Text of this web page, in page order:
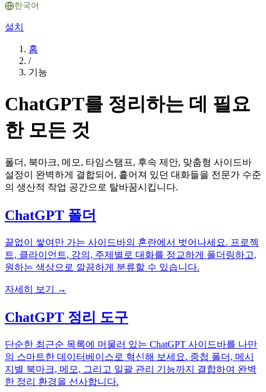
한국어
설치
홈
/
기능
ChatGPT를 정리하는 데 필요
한 모든 것
폴더, 북마크, 메모, 타임스탬프, 후속 제안, 맞춤형 사이드바
설정이 완벽하게 결합되어, 흩어져 있던 대화들을 전문가 수준
의 생산적 작업 공간으로 탈바꿈시킵니다.
ChatGPT 폴더
끝없이 쌓여만 가는 사이드바의 혼란에서 벗어나세요. 프로젝
트, 클라이언트, 강의, 주제별로 대화를 정교하게 폴더링하고,
원하는 색상으로 깔끔하게 분류할 수 있습니다.
자세히 보기 →
ChatGPT 정리 도구
단순한 최근순 목록에 머물러 있는 ChatGPT 사이드바를 나만
의 스마트한 데이터베이스로 혁신해 보세요. 중첩 폴더, 메시
지별 북마크, 메모, 그리고 일괄 관리 기능까지 결합하여 완벽
한 정리 환경을 선사합니다.